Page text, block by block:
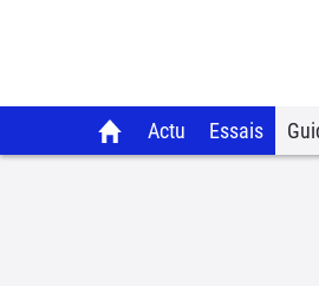
Actu Essais